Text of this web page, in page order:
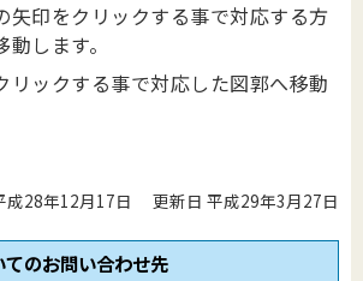
矢印をクリックする事で対応する方
します。
リックする事で対応した図郭へ移動
成28年12月17日 更新日 平成29年3月27日
のお問い合わせ先